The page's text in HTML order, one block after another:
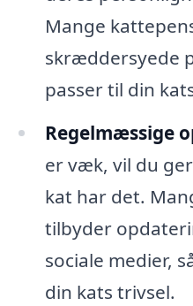
Mange
skræddersyede
passer til din
Regelmæssige
er væk, vil du
kat har det.
tilbyder
sociale medier,
din kats trivsel.